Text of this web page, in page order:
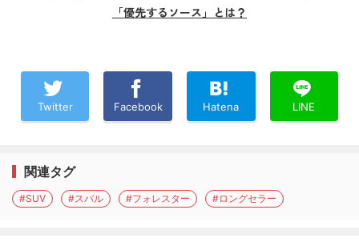
「優先するソース」とは？
Twitter Facebook Hatena LINE
関連タグ
#SUV #スバル #フォレスター #ロングセラー